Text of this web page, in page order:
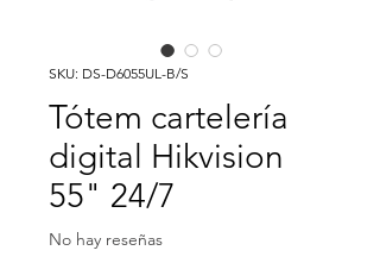
SKU: DS-D6055UL-B/S
Tótem cartelería
digital Hikvision
55" 24/7
No hay reseñas